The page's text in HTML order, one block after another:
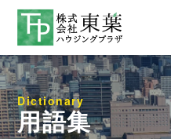
Dictionary
用語集